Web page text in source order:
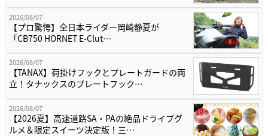
2026/08/07
【プロ驚愕】全日本ライダー岡崎静夏が
「CB750 HORNET E-Clut…
2026/08/07
【TANAX】荷掛けフックとプレートガードの両
立！タナックスのプレートフック…
2026/08/07
【2026夏】高速道路SA・PAの絶品ドライブグ
ルメ＆限定スイーツ決定版！三…